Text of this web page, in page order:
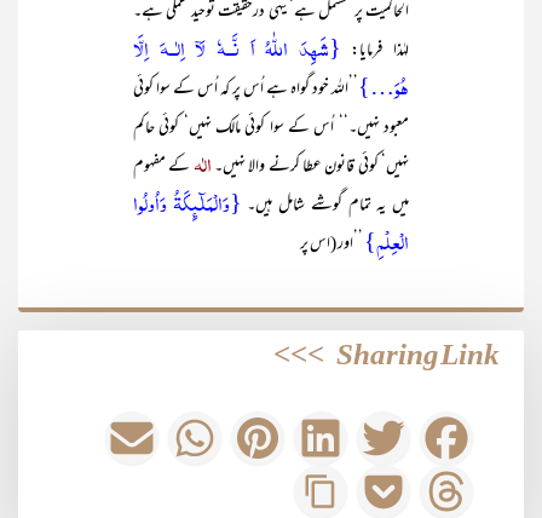
الحاکمیت پر مشتمل ہے‘ یہی درحقیقت توحید عملی ہے۔
لہٰذا فرمایا: {شَہِدَ اللّٰہُ اَ نَّــہٗ لَآ اِلٰــہَ اِلَّا
ہُوَ…} ’’اللہ خود گواہ ہے اُس پر کہ اُس کے سوا کوئی
معبود نہیں۔‘‘ اُس کے سوا کوئی مالک نہیں‘ کوئی حاکم
نہیں‘ کوئی قانون عطا کرنے والا نہیں۔الٰہکے مفہوم
میں یہ تمام گوشے شامل ہیں۔ {وَالْمَلٰٓئِکَۃُ وَاُولُوا
الْعِلْمِ} ’’اور (اس پر
Sharing Link
>>>